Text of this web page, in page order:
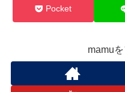
Pocket
mamu